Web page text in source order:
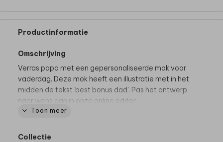
Productinformatie
Omschrijving
Verras papa met een gepersonaliseerde mok voor
vaderdag. Deze mok heeft een illustratie met in het
midden de tekst 'best bonus dad'. Pas het ontwerp
naar wens aan in onze online editor.
Toon meer
Collectie